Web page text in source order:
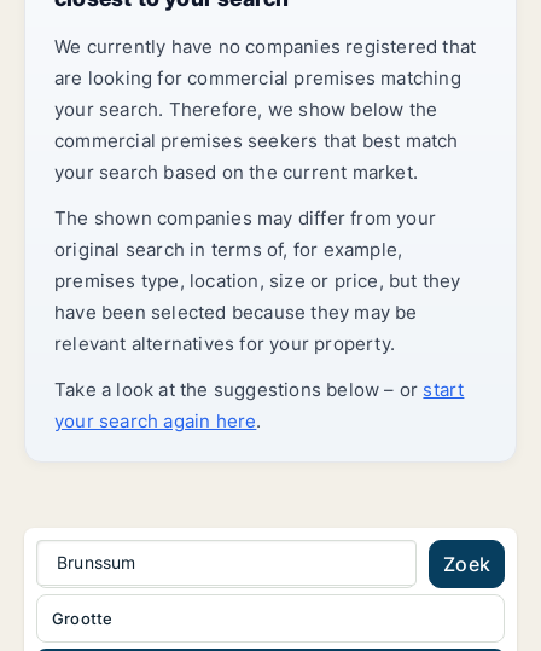
We currently have no companies registered that
are looking for commercial premises matching
your search. Therefore, we show below the
commercial premises seekers that best match
your search based on the current market.
The shown companies may differ from your
original search in terms of, for example,
premises type, location, size or price, but they
have been selected because they may be
relevant alternatives for your property.
Take a look at the suggestions below – or start
your search again here.
Brunssum Zoek
Grootte